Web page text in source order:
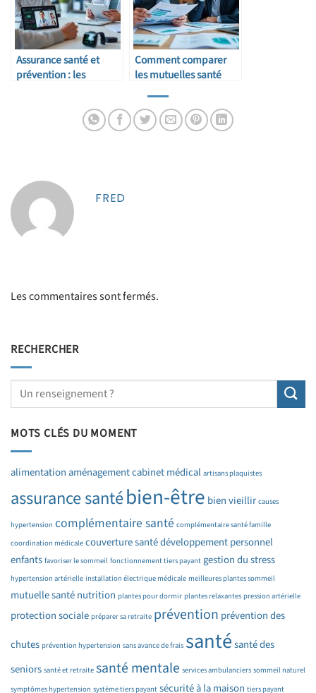
Assurance santé et
prévention : les
Comment comparer
les mutuelles santé
FRED
Les commentaires sont fermés.
RECHERCHER
MOTS CLÉS DU MOMENT
alimentationaménagement cabinet médical artisans plaquistes
assurance santébien-être bien vieillir causes
hypertension complémentaire santé complémentaire santé famille
coordination médicale couverture santédéveloppement personnel
enfants favoriser le sommeil fonctionnement tiers payant gestion du stress
hypertension artérielle installation électrique médicale meilleures plantes sommeil
mutuelle santénutrition plantes pour dormir plantes relaxantes pression artérielle
protection sociale préparer sa retraite prévention prévention des
chutes prévention hypertension sans avance de frais santésanté des
seniors santé et retraite santé mentale services ambulanciers sommeil naturel
symptômes hypertension système tiers payant sécurité à la maison tiers payant